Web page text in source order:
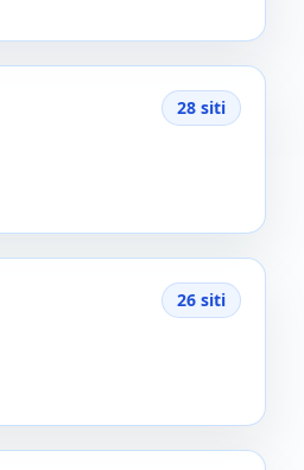
28 siti
26 siti